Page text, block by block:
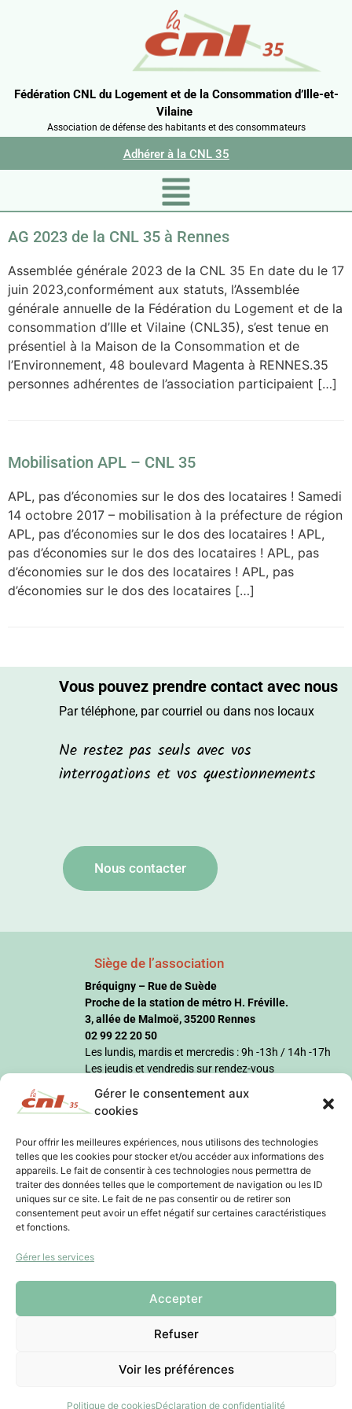
Gérer le consentement aux
cookies
Pour offrir les meilleures expériences, nous utilisons des technologies
telles que les cookies pour stocker et/ou accéder aux informations des
appareils. Le fait de consentir à ces technologies nous permettra de
traiter des données telles que le comportement de navigation ou les ID
uniques sur ce site. Le fait de ne pas consentir ou de retirer son
consentement peut avoir un effet négatif sur certaines caractéristiques
et fonctions.
Gérer les services
Accepter
Refuser
Voir les préférences
Politique de cookiesDéclaration de confidentialité
Fédération CNL du Logement et de la Consommation d’Ille-et-
Vilaine
Association de défense des habitants et des consommateurs
Adhérer à la CNL 35
AG 2023 de la CNL 35 à Rennes
Assemblée générale 2023 de la CNL 35 En date du le 17
juin 2023,conformément aux statuts, l’Assemblée
générale annuelle de la Fédération du Logement et de la
consommation d’Ille et Vilaine (CNL35), s’est tenue en
présentiel à la Maison de la Consommation et de
l’Environnement, 48 boulevard Magenta à RENNES.35
personnes adhérentes de l’association participaient […]
Mobilisation APL – CNL 35
APL, pas d’économies sur le dos des locataires ! Samedi
14 octobre 2017 – mobilisation à la préfecture de région
APL, pas d’économies sur le dos des locataires ! APL,
pas d’économies sur le dos des locataires ! APL, pas
d’économies sur le dos des locataires ! APL, pas
d’économies sur le dos des locataires […]
Vous pouvez prendre contact avec nous
Par téléphone, par courriel ou dans nos locaux
Ne restez pas seuls avec vos
interrogations et vos questionnements
Nous contacter
Siège de l’association
Bréquigny – Rue de Suède
Proche de la station de métro H. Fréville.
3, allée de Malmoë, 35200 Rennes
02 99 22 20 50
Les lundis, mardis et mercredis : 9h -13h / 14h -17h
Les jeudis et vendredis sur rendez-vous